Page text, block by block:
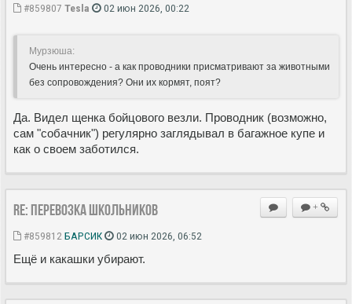
#859807 Tesla 02 июн 2026, 00:22
Мурзюша:
Очень интересно - а как проводники присматривают за животными
без сопровождения? Они их кормят, поят?
Да. Видел щенка бойцового везли. Проводник (возможно,
сам "собачник") регулярно заглядывал в багажное купе и
как о своем заботился.
+
Re: Перевозка школьников
#859812 БАРСИК 02 июн 2026, 06:52
Ещё и какашки убирают.